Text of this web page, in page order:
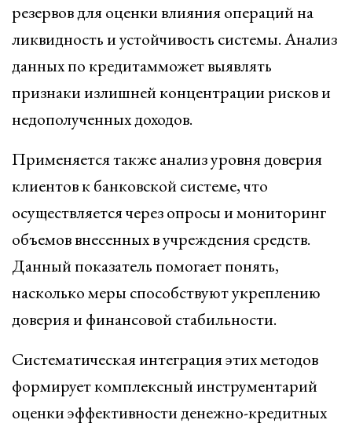
резервов для оценки влияния операций на
ликвидность и устойчивость системы. Анализ
данных по кредитамможет выявлять
признаки излишней концентрации рисков и
недополученных доходов.
Применяется также анализ уровня доверия
клиентов к банковской системе, что
осуществляется через опросы и мониторинг
объемов внесенных в учреждения средств.
Данный показатель помогает понять,
насколько меры способствуют укреплению
доверия и финансовой стабильности.
Систематическая интеграция этих методов
формирует комплексный инструментарий
оценки эффективности денежно-кредитных